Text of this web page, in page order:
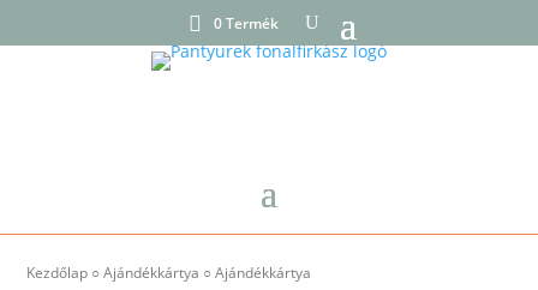
0 Termék
Kezdőlap ○Ajándékkártya ○ Ajándékkártya